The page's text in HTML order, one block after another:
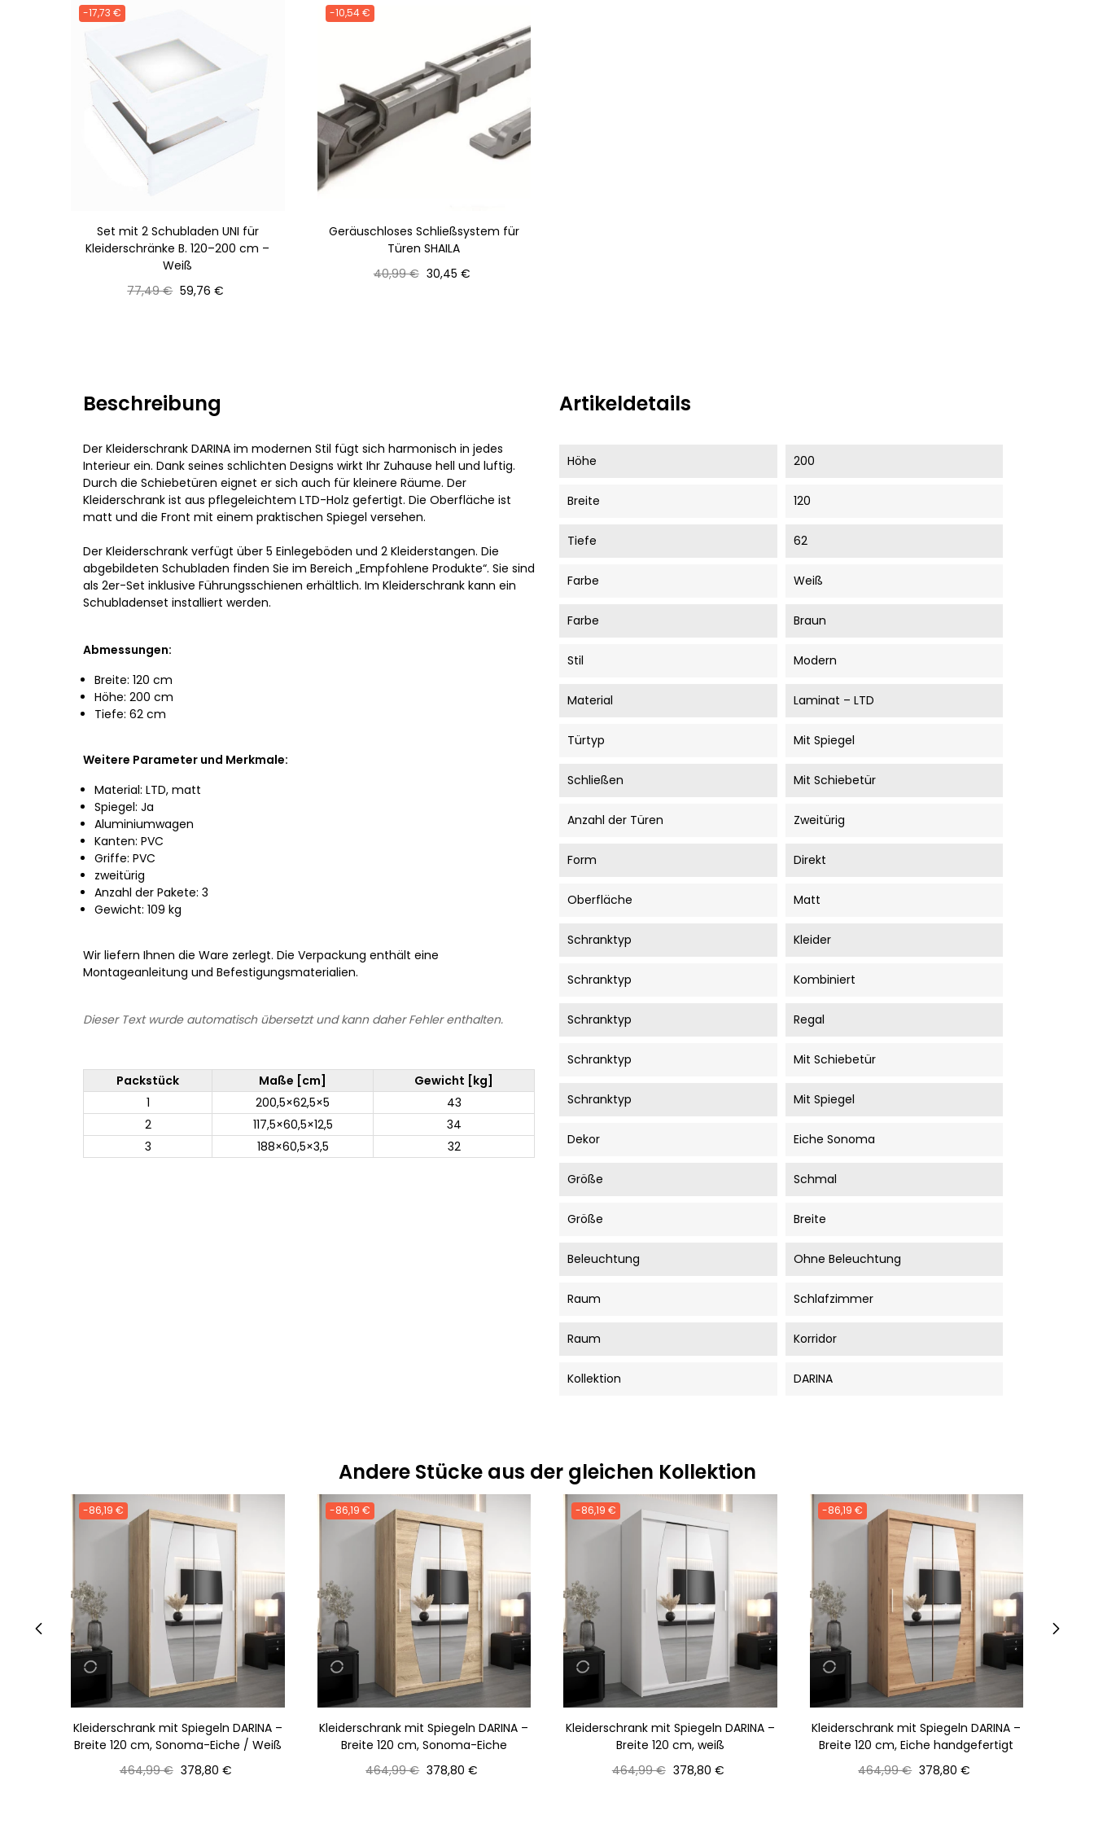
-17,73 €
Set mit 2 Schubladen UNI für
Kleiderschränke B. 120–200 cm –
Weiß
Normaler
77,49 € Preis
59,76 €
-10,54 €
Geräuschloses Schließsystem für
Türen SHAILA
Normaler
40,99 € Preis
30,45 €
Beschreibung
Der Kleiderschrank DARINA im modernen Stil fügt sich harmonisch in jedes
Interieur ein. Dank seines schlichten Designs wirkt Ihr Zuhause hell und luftig.
Durch die Schiebetüren eignet er sich auch für kleinere Räume. Der
Kleiderschrank ist aus pflegeleichtem LTD-Holz gefertigt. Die Oberfläche ist
matt und die Front mit einem praktischen Spiegel versehen.
Der Kleiderschrank verfügt über 5 Einlegeböden und 2 Kleiderstangen. Die
abgebildeten Schubladen finden Sie im Bereich „Empfohlene Produkte“. Sie sind
als 2er-Set inklusive Führungsschienen erhältlich. Im Kleiderschrank kann ein
Schubladenset installiert werden.
Abmessungen:
Breite: 120 cm
Höhe: 200 cm
Tiefe: 62 cm
Weitere Parameter und Merkmale:
Material: LTD, matt
Spiegel: Ja
Aluminiumwagen
Kanten: PVC
Griffe: PVC
zweitürig
Anzahl der Pakete: 3
Gewicht: 109 kg
Wir liefern Ihnen die Ware zerlegt. Die Verpackung enthält eine
Montageanleitung und Befestigungsmaterialien.
Dieser Text wurde automatisch übersetzt und kann daher Fehler enthalten.
Packstück Maße [cm]
Gewicht [kg]
1
200,5×62,5×5
43
2
117,5×60,5×12,5
34
3
188×60,5×3,5 32
Artikeldetails
Höhe 200
Breite 120
Tiefe 62
Farbe Weiß
Farbe Braun
Stil Modern
Material Laminat – LTD
Türtyp Mit Spiegel
Schließen Mit Schiebetür
Anzahl der Türen Zweitürig
Form Direkt
Oberfläche Matt
Schranktyp Kleider
Schranktyp Kombiniert
Schranktyp Regal
Schranktyp Mit Schiebetür
Schranktyp Mit Spiegel
Dekor Eiche Sonoma
Größe Schmal
Größe Breite
Beleuchtung Ohne Beleuchtung
Raum Schlafzimmer
Raum Korridor
Kollektion DARINA
Andere Stücke aus der gleichen Kollektion
-86,19 €
Kleiderschrank mit Spiegeln DARINA –
Breite 120 cm, Sonoma-Eiche / Weiß
Normaler
464,99 € Preis
378,80 €
-86,19 €
Kleiderschrank mit Spiegeln DARINA –
Breite 120 cm, Sonoma-Eiche
Normaler
464,99 € Preis
378,80 €
-86,19 €
Kleiderschrank mit Spiegeln DARINA –
Breite 120 cm, weiß
Normaler
464,99 € Preis
378,80 €
-86,19 €
Kleiderschrank mit Spiegeln DARINA –
Breite 120 cm, Eiche handgefertigt
Normaler
464,99 € Preis
378,80 €